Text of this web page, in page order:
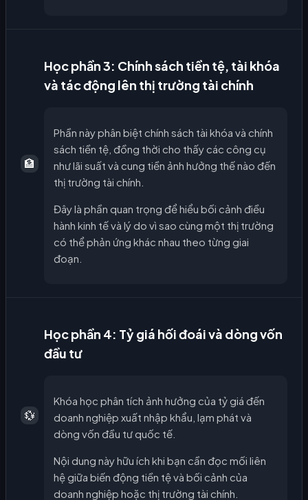
🏦
Học phần 3: Chính sách tiền tệ, tài khóa
và tác động lên thị trường tài chính
Phần này phân biệt chính sách tài khóa và chính
sách tiền tệ, đồng thời cho thấy các công cụ
như lãi suất và cung tiền ảnh hưởng thế nào đến
thị trường tài chính.
Đây là phần quan trọng để hiểu bối cảnh điều
hành kinh tế và lý do vì sao cùng một thị trường
có thể phản ứng khác nhau theo từng giai
đoạn.
💱
Học phần 4: Tỷ giá hối đoái và dòng vốn
đầu tư
Khóa học phân tích ảnh hưởng của tỷ giá đến
doanh nghiệp xuất nhập khẩu, lạm phát và
dòng vốn đầu tư quốc tế.
Nội dung này hữu ích khi bạn cần đọc mối liên
hệ giữa biến động tiền tệ và bối cảnh của
doanh nghiệp hoặc thị trường tài chính.